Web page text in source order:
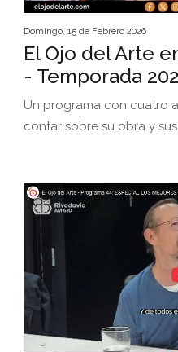
Domingo, 15 de Febrero 2026
El Ojo del Arte
- Temporada
Un programa con cuatro
contar sobre su obra y